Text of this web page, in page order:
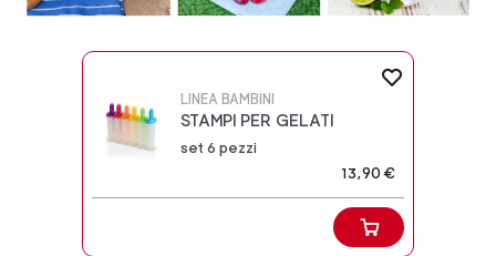
LINEA BAMBINI
STAMPI PER GELATI
set 6 pezzi
13,90 €